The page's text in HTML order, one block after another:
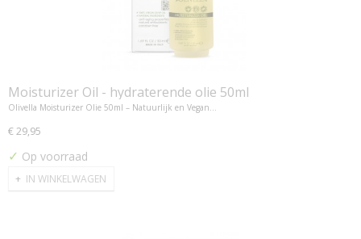
Moisturizer Oil - hydraterende olie 50ml
Olivella Moisturizer Olie 50ml – Natuurlijk en Vegan…
€ 29,95
✓ Op voorraad
IN WINKELWAGEN